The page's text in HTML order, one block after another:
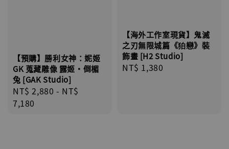
【預購】勝利女神：妮姬
GK 蒐藏雕像 露姬・倒楣
兔 [GAK Studio]
Regular
price
NT$ 2,880 - NT$
7,180
【海外工作室現貨】鬼滅
之刃無限城篇《狛戀》裝
飾畫 [H2 Studio]
Regular
NT$ 1,380